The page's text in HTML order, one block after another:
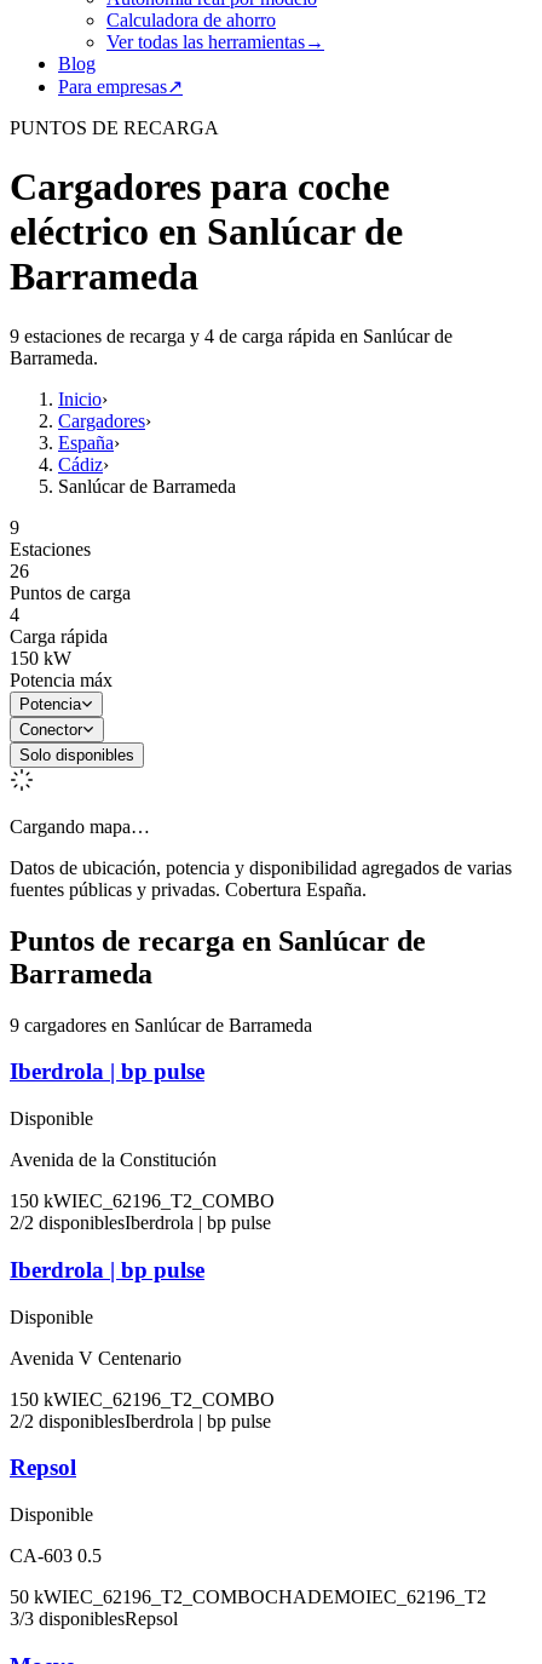
Calculadora de ahorro
Ver todas las herramientas→
Blog
Para empresas↗
PUNTOS DE RECARGA
Cargadores para coche
eléctrico en Sanlúcar de
Barrameda
9 estaciones de recarga y 4 de carga rápida en Sanlúcar de
Barrameda.
Inicio›
Cargadores›
España›
Cádiz›
Sanlúcar de Barrameda
9
Estaciones
26
Puntos de carga
4
Carga rápida
150 kW
Potencia máx
Potencia
Conector
Solo disponibles
Cargando mapa…
Datos de ubicación, potencia y disponibilidad agregados de varias
fuentes públicas y privadas. Cobertura España.
Puntos de recarga en Sanlúcar de
Barrameda
9 cargadores en Sanlúcar de Barrameda
Iberdrola | bp pulse
Disponible
Avenida de la Constitución
150 kWIEC_62196_T2_COMBO
2/2 disponiblesIberdrola | bp pulse
Iberdrola | bp pulse
Disponible
Avenida V Centenario
150 kWIEC_62196_T2_COMBO
2/2 disponiblesIberdrola | bp pulse
Repsol
Disponible
CA-603 0.5
50 kWIEC_62196_T2_COMBOCHADEMOIEC_62196_T2
3/3 disponiblesRepsol